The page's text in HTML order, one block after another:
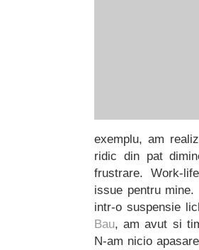
exemplu, am
ridic din pat
frustrare. Work-
issue pentru
intr-o suspensie
Bau, am avut si
N-am nicio